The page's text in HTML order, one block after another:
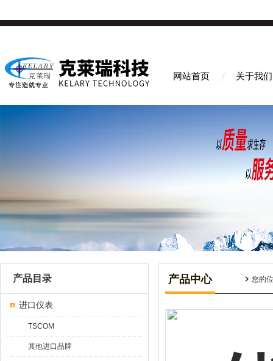
网站首页 关于我们
产品目录
进口仪表
TSCOM
其他进口品牌
产品中心 您的